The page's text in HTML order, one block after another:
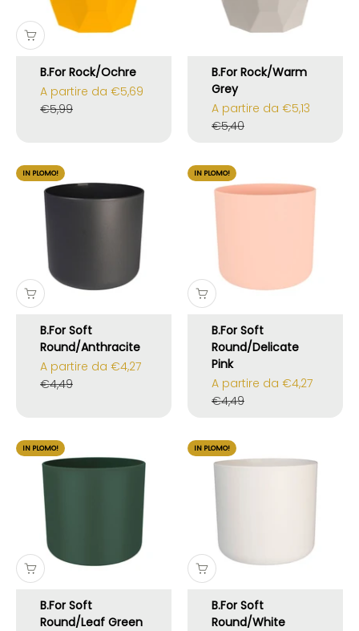
B.For Rock/Ochre
Prezzo scontato
A partire da €5,69
Prezzo
€5,99
B.For Rock/Warm
Grey
Prezzo scontato
A partire da €5,13
Prezzo
€5,40
IN PLOMO!
B.For Soft
Round/Anthracite
Prezzo scontato
A partire da €4,27
Prezzo
€4,49
IN PLOMO!
B.For Soft
Round/Delicate
Pink
Prezzo scontato
A partire da €4,27
Prezzo
€4,49
IN PLOMO!
B.For Soft
Round/Leaf Green
IN PLOMO!
B.For Soft
Round/White